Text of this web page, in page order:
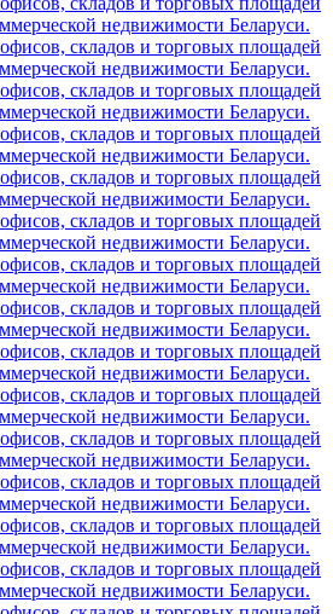
недвижимости Беларуси.
складов и торговых площадей
недвижимости Беларуси.
складов и торговых площадей
недвижимости Беларуси.
складов и торговых площадей
недвижимости Беларуси.
складов и торговых площадей
недвижимости Беларуси.
складов и торговых площадей
недвижимости Беларуси.
складов и торговых площадей
недвижимости Беларуси.
складов и торговых площадей
недвижимости Беларуси.
складов и торговых площадей
недвижимости Беларуси.
складов и торговых площадей
недвижимости Беларуси.
складов и торговых площадей
недвижимости Беларуси.
складов и торговых площадей
недвижимости Беларуси.
складов и торговых площадей
недвижимости Беларуси.
складов и торговых площадей
недвижимости Беларуси.